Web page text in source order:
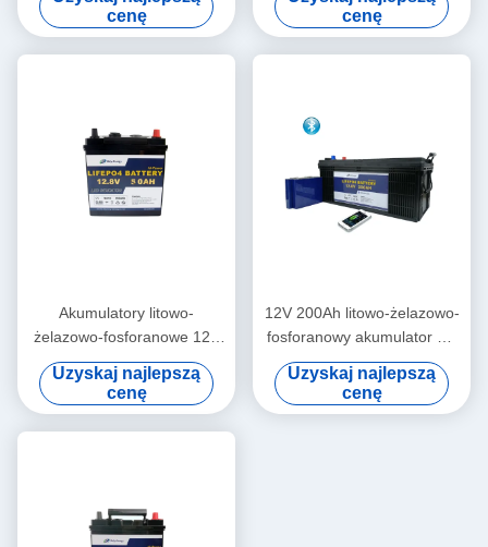
golfcart
cenę
cenę
Akumulatory litowo-
żelazowo-fosforanowe 12V
50Ah Lifepo4 do wózków
golfowych
Uzyskaj najlepszą
cenę
12V 200Ah litowo-żelazowo-
fosforanowy akumulator RV
litowe baterie do wózków
golfowych
Uzyskaj najlepszą
cenę